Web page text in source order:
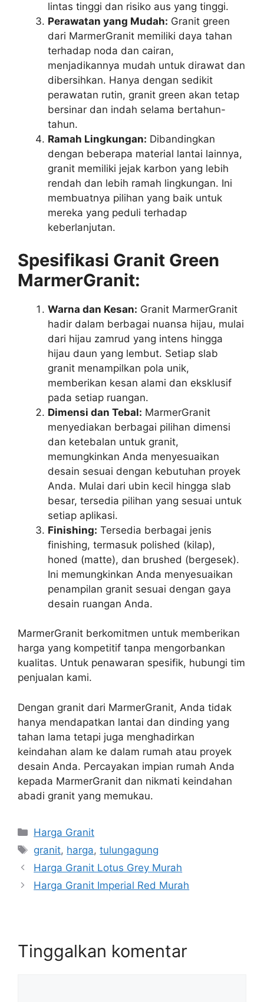
lintas tinggi dan risiko aus yang tinggi.
Perawatan yang Mudah: Granit green
dari MarmerGranit memiliki daya tahan
terhadap noda dan cairan,
menjadikannya mudah untuk dirawat dan
dibersihkan. Hanya dengan sedikit
perawatan rutin, granit green akan tetap
bersinar dan indah selama bertahun-
tahun.
Ramah Lingkungan: Dibandingkan
dengan beberapa material lantai lainnya,
granit memiliki jejak karbon yang lebih
rendah dan lebih ramah lingkungan. Ini
membuatnya pilihan yang baik untuk
mereka yang peduli terhadap
keberlanjutan.
Spesifikasi Granit Green
MarmerGranit:
Warna dan Kesan: Granit MarmerGranit
hadir dalam berbagai nuansa hijau, mulai
dari hijau zamrud yang intens hingga
hijau daun yang lembut. Setiap slab
granit menampilkan pola unik,
memberikan kesan alami dan eksklusif
pada setiap ruangan.
Dimensi dan Tebal: MarmerGranit
menyediakan berbagai pilihan dimensi
dan ketebalan untuk granit,
memungkinkan Anda menyesuaikan
desain sesuai dengan kebutuhan proyek
Anda. Mulai dari ubin kecil hingga slab
besar, tersedia pilihan yang sesuai untuk
setiap aplikasi.
Finishing: Tersedia berbagai jenis
finishing, termasuk polished (kilap),
honed (matte), dan brushed (bergesek).
Ini memungkinkan Anda menyesuaikan
penampilan granit sesuai dengan gaya
desain ruangan Anda.
MarmerGranit berkomitmen untuk memberikan
harga yang kompetitif tanpa mengorbankan
kualitas. Untuk penawaran spesifik, hubungi tim
penjualan kami.
Dengan granit dari MarmerGranit, Anda tidak
hanya mendapatkan lantai dan dinding yang
tahan lama tetapi juga menghadirkan
keindahan alam ke dalam rumah atau proyek
desain Anda. Percayakan impian rumah Anda
kepada MarmerGranit dan nikmati keindahan
abadi granit yang memukau.
Kategori
Harga Granit
Tag
granit, harga,tulungagung
Harga Granit Lotus Grey Murah
Harga Granit Imperial Red Murah
Tinggalkan komentar